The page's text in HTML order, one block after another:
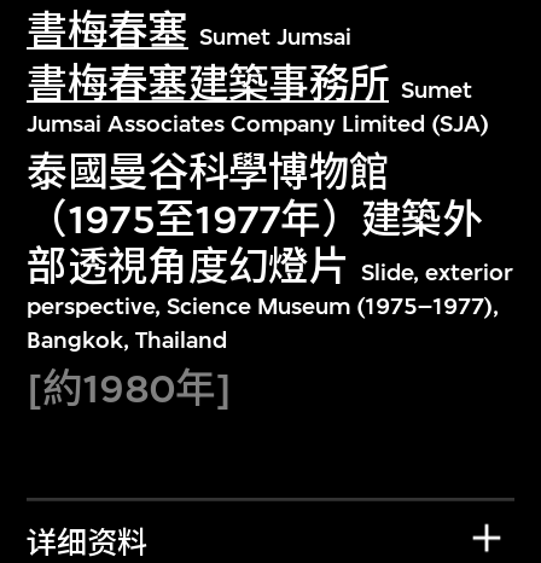
書梅春塞 Sumet Jumsai
書梅春塞建築事務所 Sumet
Jumsai Associates Company Limited (SJA)
泰國曼谷科學博物館
（1975至1977年）建築外
部透視角度幻燈片 Slide, exterior
perspective, Science Museum (1975–1977),
Bangkok, Thailand
[約1980年]
详细资料
探索世界顶级的二十及二十一世纪视觉
文化藏品。